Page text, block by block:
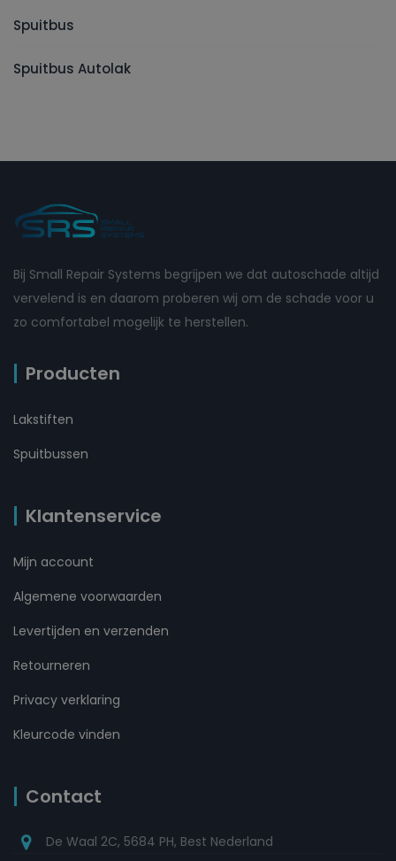
Spuitbus
Spuitbus Autolak
Bij Small Repair Systems begrijpen we dat autoschade altijd
vervelend is en daarom proberen wij om de schade voor u
zo comfortabel mogelijk te herstellen.
Producten
Lakstiften
Spuitbussen
Klantenservice
Mijn account
Algemene voorwaarden
Levertijden en verzenden
Retourneren
Privacy verklaring
Kleurcode vinden
Contact
De Waal 2C, 5684 PH, Best Nederland